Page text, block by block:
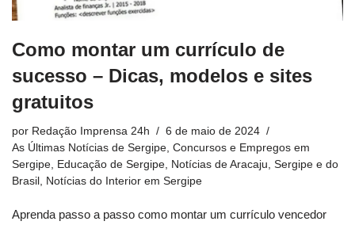
Como montar um currículo de
sucesso – Dicas, modelos e sites
gratuitos
por Redação Imprensa 24h
6 de maio de 2024
As Últimas Notícias de Sergipe Concursos e Empregos em
Sergipe Educação de Sergipe Notícias de Aracaju, Sergipe e do
Brasil Notícias do Interior em Sergipe
Aprenda passo a passo como montar um currículo vencedor